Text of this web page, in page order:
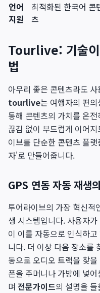
언어
지원
최적화된 한국어 콘
츠
Tourlive: 기술이
법
아무리 좋은 콘텐츠라도
tourlive는 여행자의 편
통해 콘텐츠의 가치를 온
끊김 없이 부드럽게 이어
이브를 단순한 콘텐츠 플
자'로 만들어줍니다.
GPS 연동 자동 재생
투어라이브의 가장 혁신적
생 시스템입니다. 사용자
이 이를 자동으로 인식하
니다. 더 이상 다음 장소를
동으로 오디오 트랙을 찾
폰을 주머니나 가방에 넣
며 전문가이드의 설명을